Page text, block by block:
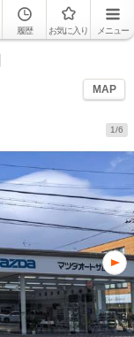
履歴 お気に入り メニュー
MAP
1/6